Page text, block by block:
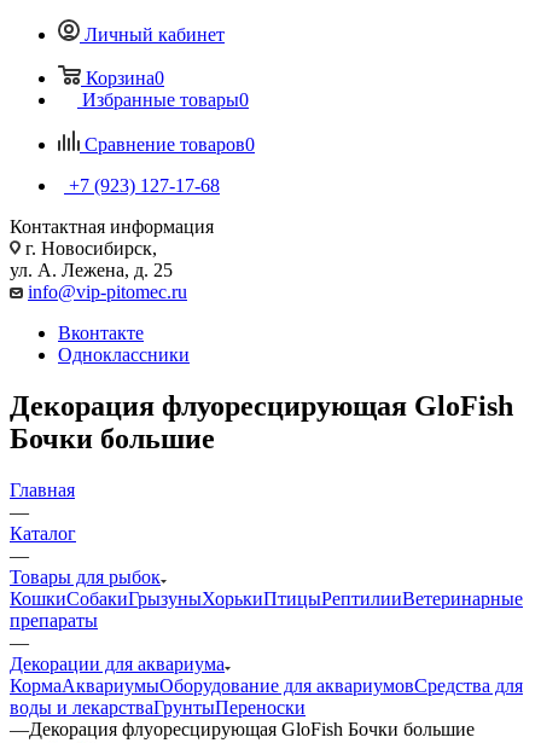
Личный кабинет
Корзина0
Избранные товары0
Сравнение товаров0
+7 (923) 127-17-68
Контактная информация
г. Новосибирск,
ул. А. Лежена, д. 25
info@vip-pitomec.ru
Вконтакте
Одноклассники
Декорация флуоресцирующая GloFish
Бочки большие
Главная
—
Каталог
—
Товары для рыбок
КошкиСобакиГрызуныХорькиПтицыРептилииВетеринарные
препараты
—
Декорации для аквариума
КормаАквариумыОборудование для аквариумовСредства для
воды и лекарстваГрунтыПереноски
—Декорация флуоресцирующая GloFish Бочки большие